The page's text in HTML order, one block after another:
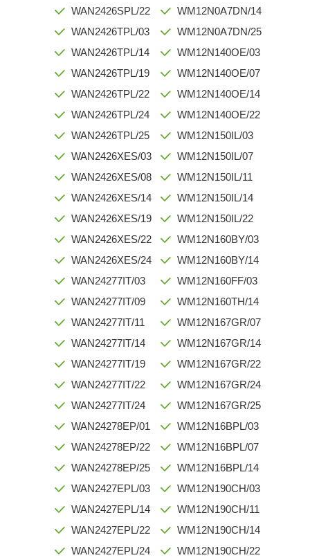
WAN2426SPL/22
WAN2426TPL/03
WAN2426TPL/14
WAN2426TPL/19
WAN2426TPL/22
WAN2426TPL/24
WAN2426TPL/25
WAN2426XES/03
WAN2426XES/08
WAN2426XES/14
WAN2426XES/19
WAN2426XES/22
WAN2426XES/24
WAN24277IT/03
WAN24277IT/09
WAN24277IT/11
WAN24277IT/14
WAN24277IT/19
WAN24277IT/22
WAN24277IT/24
WAN24278EP/01
WAN24278EP/22
WAN24278EP/25
WAN2427EPL/03
WAN2427EPL/14
WAN2427EPL/22
WAN2427EPL/24
WM12N0A7DN/14
WM12N0A7DN/25
WM12N140OE/03
WM12N140OE/07
WM12N140OE/14
WM12N140OE/22
WM12N150IL/03
WM12N150IL/07
WM12N150IL/11
WM12N150IL/14
WM12N150IL/22
WM12N160BY/03
WM12N160BY/14
WM12N160FF/03
WM12N160TH/14
WM12N167GR/07
WM12N167GR/14
WM12N167GR/22
WM12N167GR/24
WM12N167GR/25
WM12N16BPL/03
WM12N16BPL/07
WM12N16BPL/14
WM12N190CH/03
WM12N190CH/11
WM12N190CH/14
WM12N190CH/22